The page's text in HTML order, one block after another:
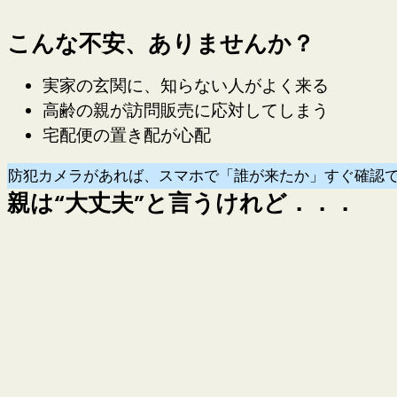
こんな不安、ありませんか？
実家の玄関に、知らない人がよく来る
高齢の親が訪問販売に応対してしまう
宅配便の置き配が心配
防犯カメラがあれば、スマホで「誰が来たか」すぐ確認で
親は“大丈夫”と言うけれど．．．